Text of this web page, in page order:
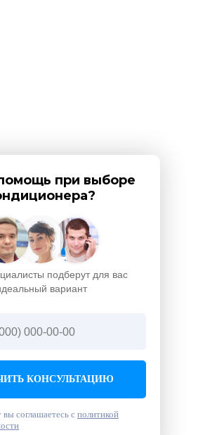
подберут для вас
вариант
при выборе
КОНСУЛЬТАЦИЮ
соглашаетесь с политикой